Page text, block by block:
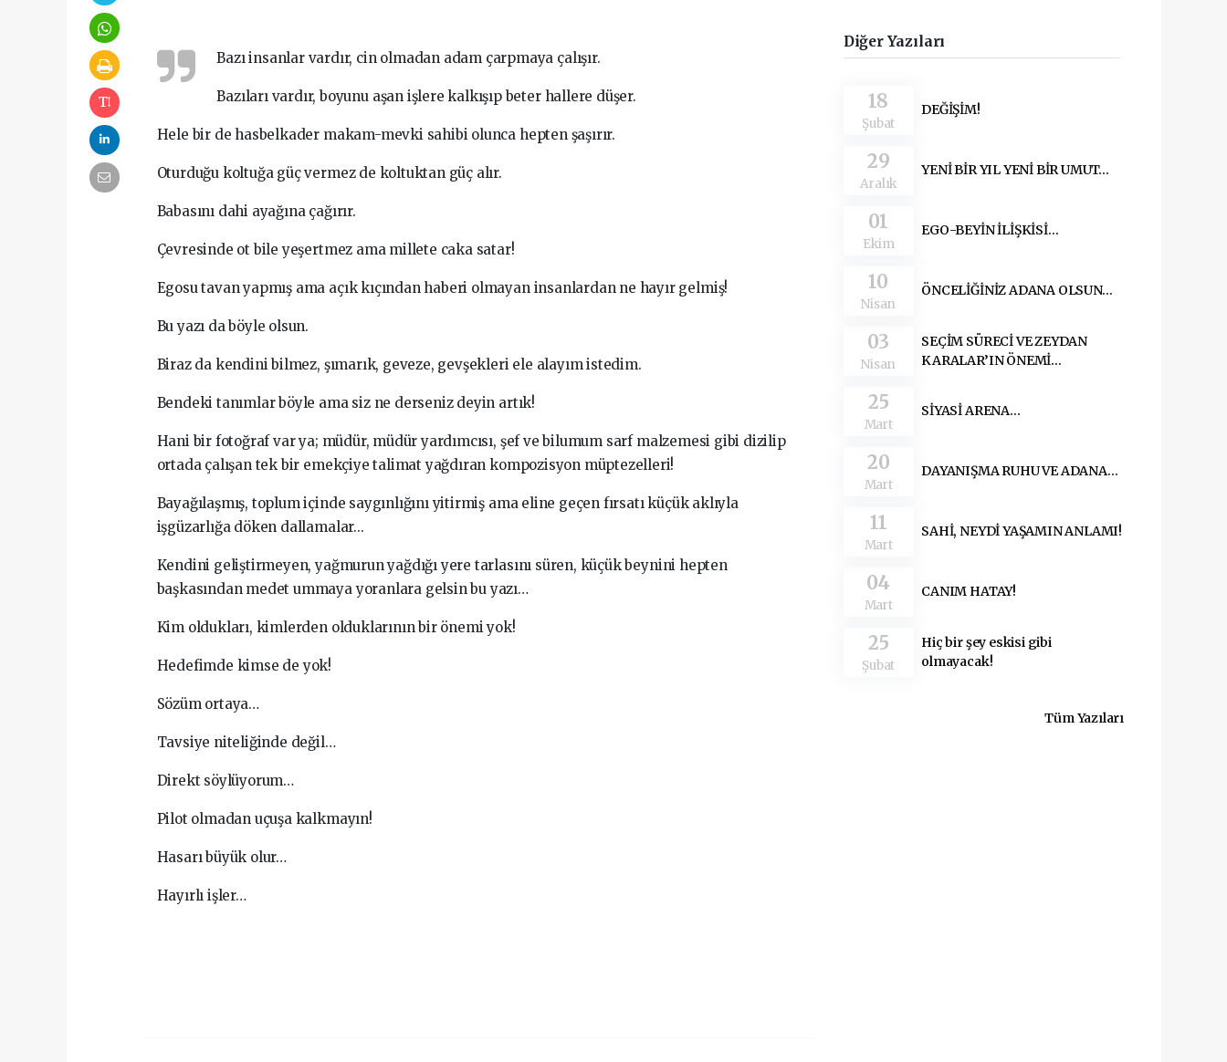
Bazı insanlar vardır, cin olmadan adam çarpmaya çalışır.
Bazıları vardır, boyunu aşan işlere kalkışıp beter hallere düşer.
Hele bir de hasbelkader makam-mevki sahibi olunca hepten şaşırır.
Oturduğu koltuğa güç vermez de koltuktan güç alır.
Babasını dahi ayağına çağırır.
Çevresinde ot bile yeşertmez ama millete caka satar!
Egosu tavan yapmış ama açık kıçından haberi olmayan insanlardan ne hayır gelmiş!
Bu yazı da böyle olsun.
Biraz da kendini bilmez, şımarık, geveze, gevşekleri ele alayım istedim.
Bendeki tanımlar böyle ama siz ne derseniz deyin artık!
Hani bir fotoğraf var ya; müdür, müdür yardımcısı, şef ve bilumum sarf malzemesi gibi dizilip
ortada çalışan tek bir emekçiye talimat yağdıran kompozisyon müptezelleri!
Bayağılaşmış, toplum içinde saygınlığını yitirmiş ama eline geçen fırsatı küçük aklıyla
işgüzarlığa döken dallamalar...
Kendini geliştirmeyen, yağmurun yağdığı yere tarlasını süren, küçük beynini hepten
başkasından medet ummaya yoranlara gelsin bu yazı…
Kim oldukları, kimlerden olduklarının bir önemi yok!
Hedefimde kimse de yok!
Sözüm ortaya…
Tavsiye niteliğinde değil…
Direkt söylüyorum…
Pilot olmadan uçuşa kalkmayın!
Hasarı büyük olur…
Hayırlı işler…
Diğer Yazıları
18
Şubat
DEĞİŞİM!
29
Aralık
YENİ BİR YIL YENİ BİR UMUT…
01
Ekim
EGO-BEYİN İLİŞKİSİ…
10
Nisan
ÖNCELİĞİNİZ ADANA OLSUN…
03
Nisan
SEÇİM SÜRECİ VE ZEYDAN
KARALAR’IN ÖNEMİ…
25
Mart
SİYASİ ARENA…
20
Mart
DAYANIŞMA RUHU VE ADANA…
11
Mart
SAHİ, NEYDİ YAŞAMIN ANLAMI!
04
Mart
CANIM HATAY!
25
Şubat
Hiç bir şey eskisi gibi
olmayacak!
Tüm Yazıları